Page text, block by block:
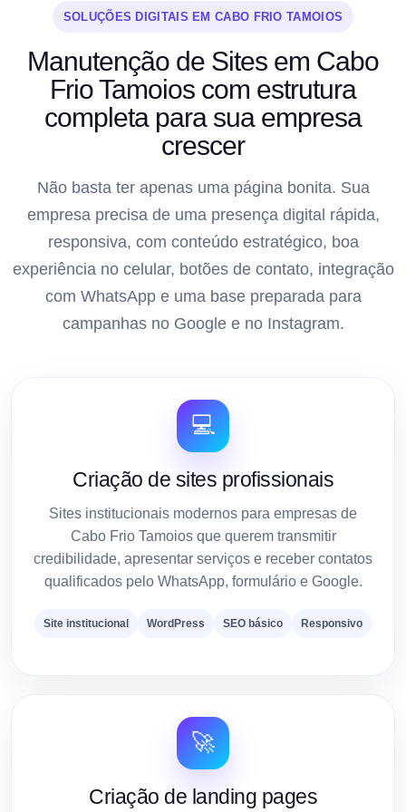
SOLUÇÕES DIGITAIS EM CABO FRIO TAMOIOS
Manutenção de Sites em Cabo
Frio Tamoios com estrutura
completa para sua empresa
crescer
Não basta ter apenas uma página bonita. Sua
empresa precisa de uma presença digital rápida,
responsiva, com conteúdo estratégico, boa
experiência no celular, botões de contato, integração
com WhatsApp e uma base preparada para
campanhas no Google e no Instagram.
💻
Criação de sites profissionais
Sites institucionais modernos para empresas de
Cabo Frio Tamoios que querem transmitir
credibilidade, apresentar serviços e receber contatos
qualificados pelo WhatsApp, formulário e Google.
Site institucional WordPress SEO básico Responsivo
🚀
Criação de landing pages